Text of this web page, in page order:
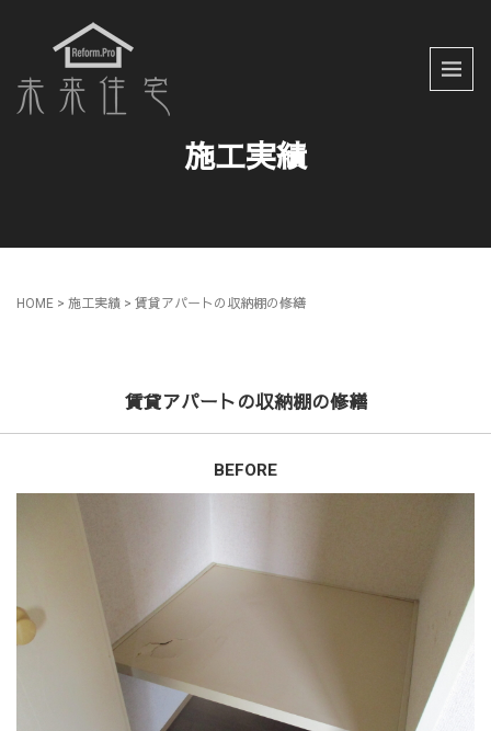
施工実績
HOME > 施工実績 > 賃貸アパートの収納棚の修繕
賃貸アパートの収納棚の修繕
BEFORE